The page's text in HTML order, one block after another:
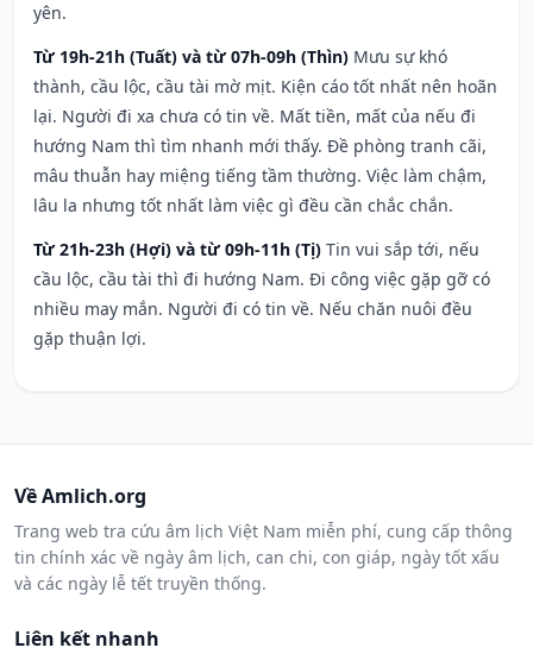
yên.
Từ 19h-21h (Tuất) và từ 07h-09h (Thìn) Mưu sự khó
thành, cầu lộc, cầu tài mờ mịt. Kiện cáo tốt nhất nên hoãn
lại. Người đi xa chưa có tin về. Mất tiền, mất của nếu đi
hướng Nam thì tìm nhanh mới thấy. Đề phòng tranh cãi,
mâu thuẫn hay miệng tiếng tầm thường. Việc làm chậm,
lâu la nhưng tốt nhất làm việc gì đều cần chắc chắn.
Từ 21h-23h (Hợi) và từ 09h-11h (Tị) Tin vui sắp tới, nếu
cầu lộc, cầu tài thì đi hướng Nam. Đi công việc gặp gỡ có
nhiều may mắn. Người đi có tin về. Nếu chăn nuôi đều
gặp thuận lợi.
Về Amlich.org
Trang web tra cứu âm lịch Việt Nam miễn phí, cung cấp thông
tin chính xác về ngày âm lịch, can chi, con giáp, ngày tốt xấu
và các ngày lễ tết truyền thống.
Liên kết nhanh